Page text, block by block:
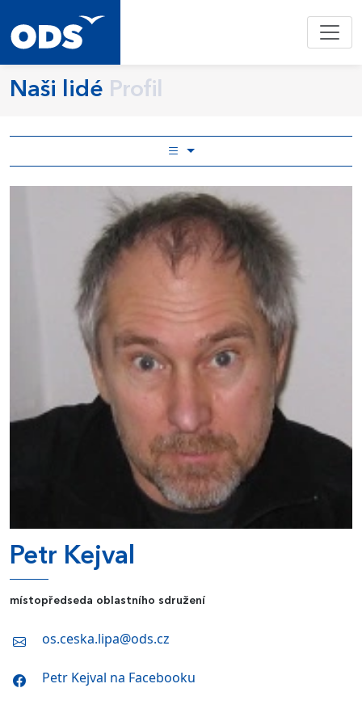
Naši lidé Profil
Petr Kejval
místopředseda oblastního sdružení
os.ceska.lipa@ods.cz
Petr Kejval na Facebooku